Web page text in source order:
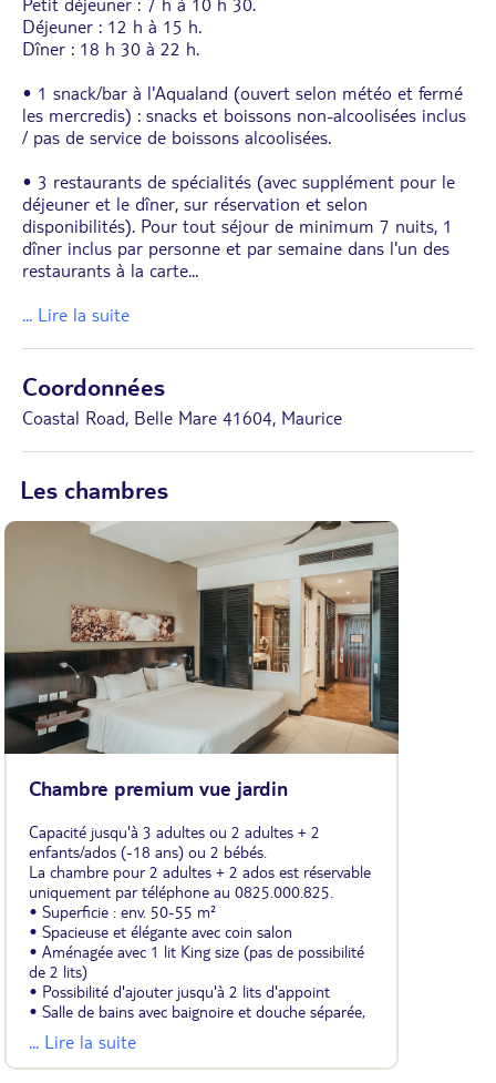
Déjeuner : 12 h à 15 h.
Dîner : 18 h 30 à 22 h.
• 1 snack/bar à l'Aqualand (ouvert selon météo et fermé
les mercredis) : snacks et boissons non-alcoolisées inclus
/ pas de service de boissons alcoolisées.
• 3 restaurants de spécialités (avec supplément pour le
déjeuner et le dîner, sur réservation et selon
disponibilités). Pour tout séjour de minimum 7 nuits, 1
dîner inclus par personne et par semaine dans l'un des
restaurants à la carte...
... Lire la suite
Coordonnées
Coastal Road, Belle Mare 41604, Maurice
Les chambres
Chambre premium vue jardin
Capacité jusqu'à 3 adultes ou 2 adultes + 2
enfants/ados (-18 ans) ou 2 bébés.
La chambre pour 2 adultes + 2 ados est réservable
uniquement par téléphone au 0825.000.825.
• Superficie : env. 50-55 m²
• Spacieuse et élégante avec coin salon
• Aménagée avec 1 lit King size (pas de possibilité
de 2 lits)
• Possibilité d'ajouter jusqu'à 2 lits d'appoint
• Salle de bains avec baignoire et douche séparée,
sèche-cheveux
• Climatisation
• Télévision avec chaînes françaises et système
... Lire la suite